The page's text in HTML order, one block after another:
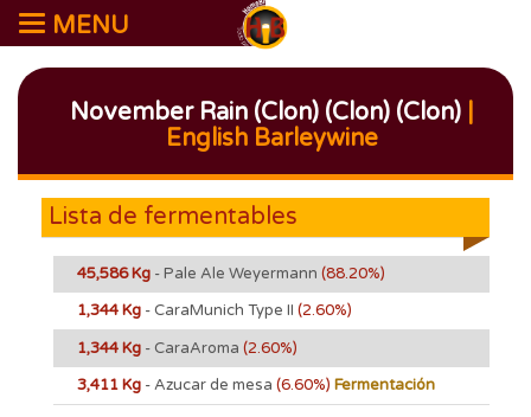
MENU
November Rain (Clon) (Clon) (Clon)|
English Barleywine
Lista de fermentables
45,586 Kg - Pale Ale Weyermann (88.20%)
1,344 Kg - CaraMunich Type II (2.60%)
1,344 Kg - CaraAroma (2.60%)
3,411 Kg - Azucar de mesa (6.60%) Fermentación